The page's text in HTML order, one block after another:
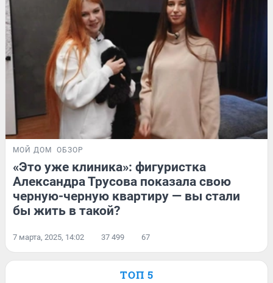
МОЙ ДОМ ОБЗОР
«Это уже клиника»: фигуристка
Александра Трусова показала свою
черную-черную квартиру — вы стали
бы жить в такой?
7 марта, 2025, 14:02 37 499 67
ТОП 5